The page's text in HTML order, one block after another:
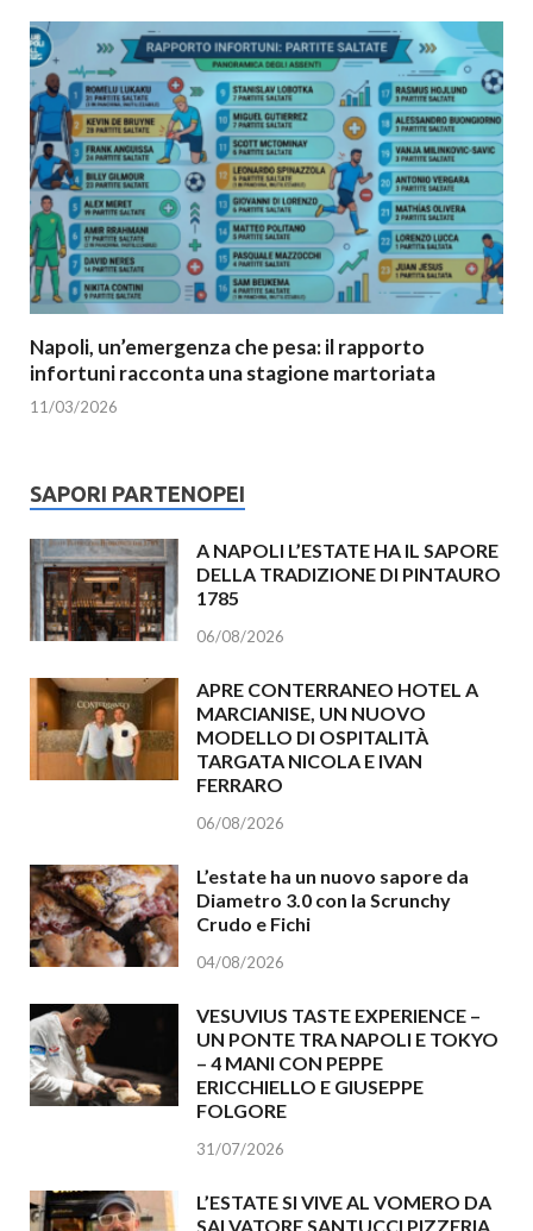
Napoli, un’emergenza che pesa: il rapporto
infortuni racconta una stagione martoriata
11/03/2026
SAPORI PARTENOPEI
A NAPOLI L’ESTATE HA IL SAPORE
DELLA TRADIZIONE DI PINTAURO
1785
06/08/2026
APRE CONTERRANEO HOTEL A
MARCIANISE, UN NUOVO
MODELLO DI OSPITALITÀ
TARGATA NICOLA E IVAN
FERRARO
06/08/2026
L’estate ha un nuovo sapore da
Diametro 3.0 con la Scrunchy
Crudo e Fichi
04/08/2026
VESUVIUS TASTE EXPERIENCE –
UN PONTE TRA NAPOLI E TOKYO
– 4 MANI CON PEPPE
ERICCHIELLO E GIUSEPPE
FOLGORE
31/07/2026
L’ESTATE SI VIVE AL VOMERO DA
SALVATORE SANTUCCI PIZZERIA